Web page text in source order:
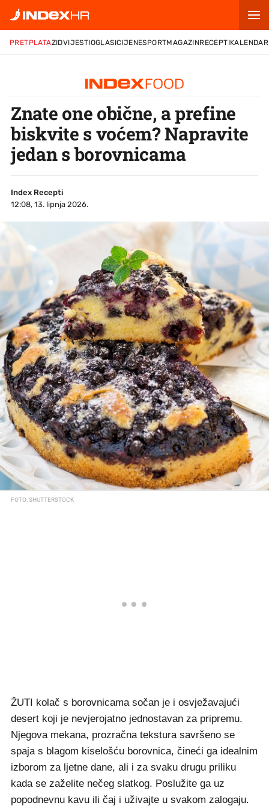
PRETPLATAZIDVIJESTIOGLASICIJENESPORTMAGAZINRECEPTIKALENDAR
Znate one obične, a prefine
biskvite s voćem? Napravite
jedan s borovnicama
Index Recepti
12:08, 13. lipnja 2026.
FOTO: SHUTTERSTOCK
ŽUTI kolač s borovnicama sočan je i osvježavajući
desert koji je nevjerojatno jednostavan za pripremu.
Njegova mekana, prozračna tekstura savršeno se
spaja s blagom kiselošću borovnica, čineći ga idealnim
izborom za ljetne dane, ali i za svaku drugu priliku
kada se zaželite nečeg slatkog. Poslužite ga uz
popodnevnu kavu ili čaj i uživajte u svakom zalogaju.